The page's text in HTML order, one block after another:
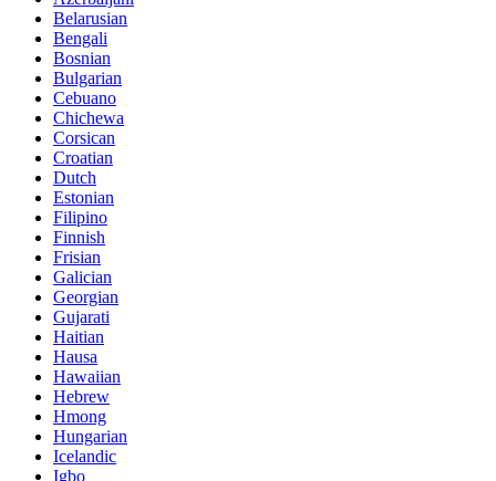
Belarusian
Bengali
Bosnian
Bulgarian
Cebuano
Chichewa
Corsican
Croatian
Dutch
Estonian
Filipino
Finnish
Frisian
Galician
Georgian
Gujarati
Haitian
Hausa
Hawaiian
Hebrew
Hmong
Hungarian
Icelandic
Igbo